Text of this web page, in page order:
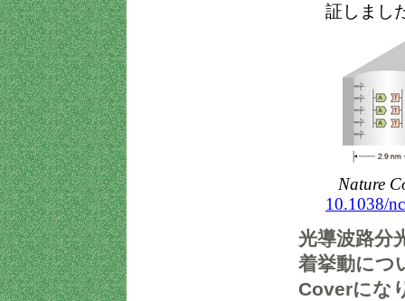
証しまし
Nature
10.1038/
光導波路分
着挙動につ
Coverにな